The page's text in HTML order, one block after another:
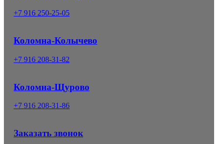
+7 916 250-25-05
Коломна-Колычево
+7 916 208-31-82
Коломна-Щурово
+7 916 208-31-86
Заказать звонок